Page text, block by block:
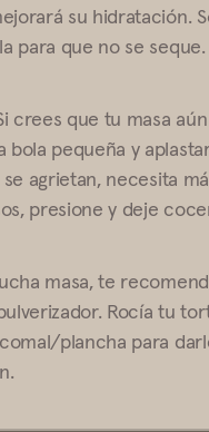
su hidratación.
para que no se seque.
crees que tu masa
bola pequeña y
agrietan, necesita
presione y deje
masa, te
Rocía tu
plancha para